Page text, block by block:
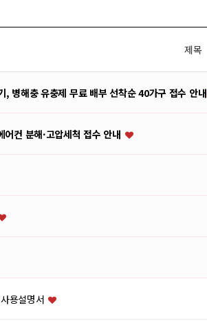
제목
병해충 유충제 무료 배부 선착순 40가구 접수 안내
컨 분해·고압세척 접수 안내
용설명서